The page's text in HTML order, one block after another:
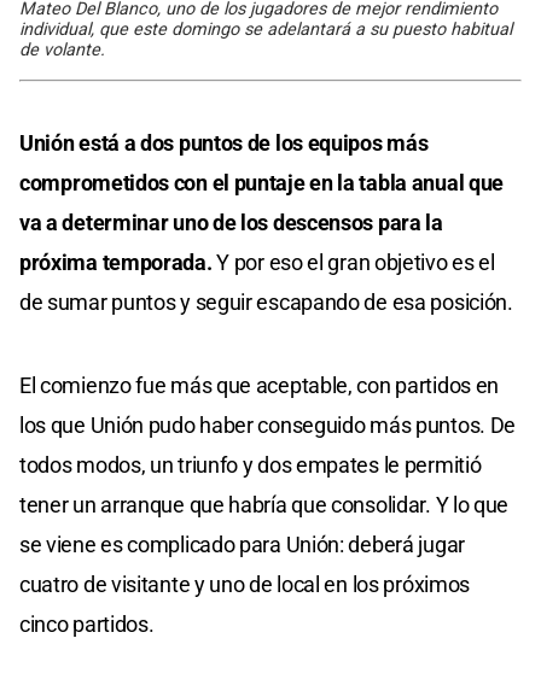
Mateo Del Blanco, uno de los jugadores de mejor rendimiento
individual, que este domingo se adelantará a su puesto habitual
de volante.
Unión está a dos puntos de los equipos más
comprometidos con el puntaje en la tabla anual que
va a determinar uno de los descensos para la
próxima temporada.Y por eso el gran objetivo es el
de sumar puntos y seguir escapando de esa posición.
El comienzo fue más que aceptable, con partidos en
los que Unión pudo haber conseguido más puntos. De
todos modos, un triunfo y dos empates le permitió
tener un arranque que habría que consolidar. Y lo que
se viene es complicado para Unión: deberá jugar
cuatro de visitante y uno de local en los próximos
cinco partidos.